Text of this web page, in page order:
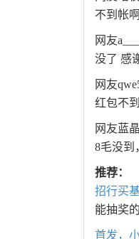
不到帐啊
网友
没了 感
网友
红包不
网友蓝
8毛没到
推荐：
招行买
能抽奖
首发，